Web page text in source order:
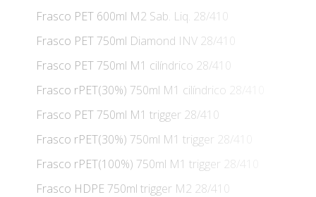
Frasco PET 600ml M2 Sab. Liq. 28/410
Frasco PET 750ml Diamond INV 28/410
Frasco PET 750ml M1 cilíndrico 28/410
Frasco rPET(30%) 750ml M1 cilíndrico 28/410
Frasco PET 750ml M1 trigger 28/410
Frasco rPET(30%) 750ml M1 trigger 28/410
Frasco rPET(100%) 750ml M1 trigger 28/410
Frasco HDPE 750ml trigger M2 28/410